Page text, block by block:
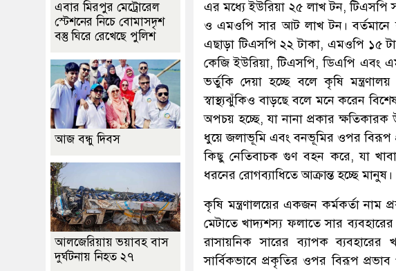
এর মধ্যে ইউরিয়া ২৫ লাখ টন, টিএসপি
ও এমওপি সার আট লাখ টন। বর্তমানে
এছাড়া টিএসপি ২২ টাকা, এমওপি ১৫
কেজি ইউরিয়া, টিএসপি, ডিএপি এবং
ভর্তুকি দেয়া হচ্ছে বলে কৃষি
স্বাস্থ্যঝুঁকিও বাড়ছে বলে মনে করেন
অপচয় হচ্ছে, যা নানা প্রকার ক্ষতিকারক
ধুয়ে জলাভূমি এবং বনভূমির ওপর বিরূপ
কিছু নেতিবাচক গুণ বহন করে, যা
ধরনের রোগব্যাধিতে আক্রান্ত হচ্ছে
কৃষি মন্ত্রণালয়ের একজন কর্মকর্তা নাম
মেটাতে খাদ্যশস্য ফলাতে সার
রাসায়নিক সারের ব্যাপক
সার্বিকভাবে প্রকৃতির ওপর বিরূপ
এবার মিরপুর মেট্রোরেল
স্টেশনের নিচে বোমাসদৃশ
বস্তু ঘিরে রেখেছে পুলিশ
আজ বন্ধু দিবস
আলজেরিয়ায় ভয়াবহ বাস
দুর্ঘটনায় নিহত ২৭